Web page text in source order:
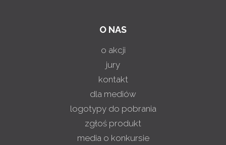
O NAS
o akcji
jury
kontakt
dla mediów
logotypy do pobrania
zgłoś produkt
media o konkursie